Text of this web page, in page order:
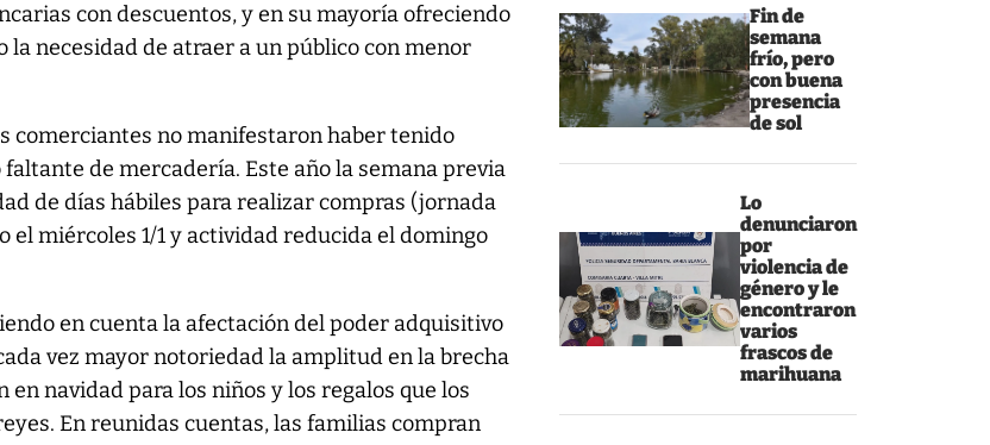
Fin de
semana
frío, pero
con buena
presencia
de sol
Lo
denunciaron
por
violencia de
género y le
encontraron
varios
frascos de
marihuana
con descuentos, y en su mayoría ofreciendo
la necesidad de atraer a un público con menor
comerciantes no manifestaron haber tenido
de mercadería. Este año la semana previa
de días hábiles para realizar compras (jornada
el miércoles 1/1 y actividad reducida el domingo
en cuenta la afectación del poder adquisitivo
vez mayor notoriedad la amplitud en la brecha
en navidad para los niños y los regalos que los
En reunidas cuentas, las familias compran